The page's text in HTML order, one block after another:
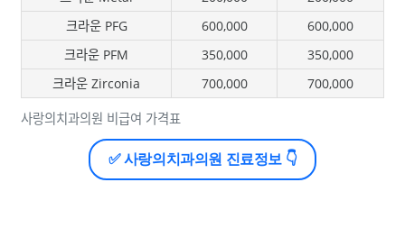
사랑의치과의원 비급여 가격표
크라운 PFG
600,000
600,000
크라운 PFM
350,000
350,000
크라운 Zirconia
700,000 700,000
✅ 사랑의치과의원 진료정보 👇